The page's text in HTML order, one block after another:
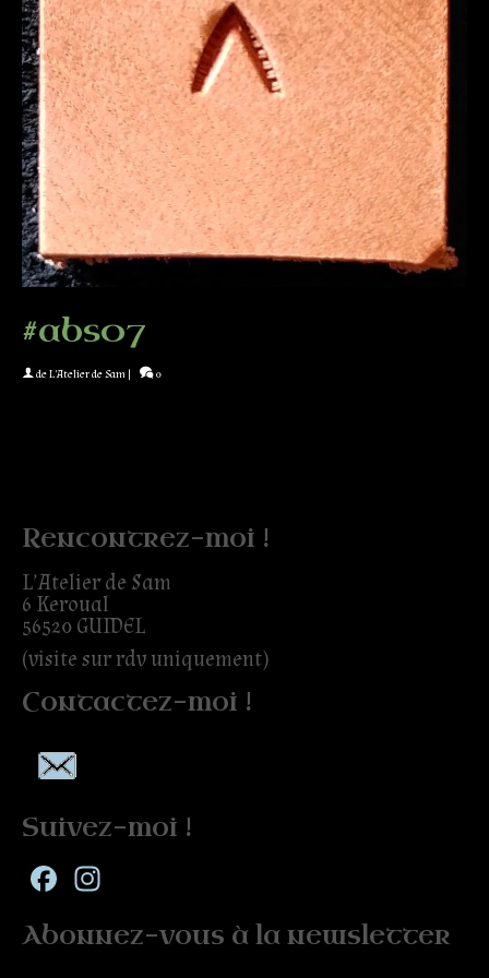
#abs07
deL'Atelier de Sam | 0
Rencontrez-moi !
L’Atelier de Sam
6 Keroual
56520 GUIDEL
(visite sur rdv uniquement)
Contactez-moi !
Suivez-moi !
Facebook
Abonnez-vous à la newsletter